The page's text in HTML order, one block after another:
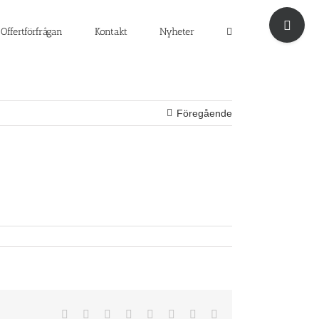
Offertförfrågan Kontakt Nyheter
Föregående
Facebook Reddit LinkedIn
TumblrPinterest
Byt
glidfält